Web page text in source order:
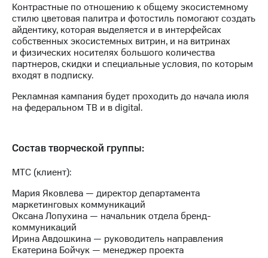
Контрастные по отношению к общему экосистемному
стилю цветовая палитра и фотостиль помогают создать
айдентику, которая выделяется и в интерфейсах
собственных экосистемных витрин, и на витринах
и физических носителях большого количества
партнеров, скидки и специальные условия, по которым
входят в подписку.
Рекламная кампания будет проходить до начала июля
на федеральном ТВ и в digital.
Состав творческой группы:
МТС (клиент):
Мария Яковлева — директор департамента
маркетинговых коммуникаций
Оксана Лопухина — начальник отдела бренд-
коммуникаций
Ирина Авдошкина — руководитель направления
Екатерина Бойчук — менеджер проекта